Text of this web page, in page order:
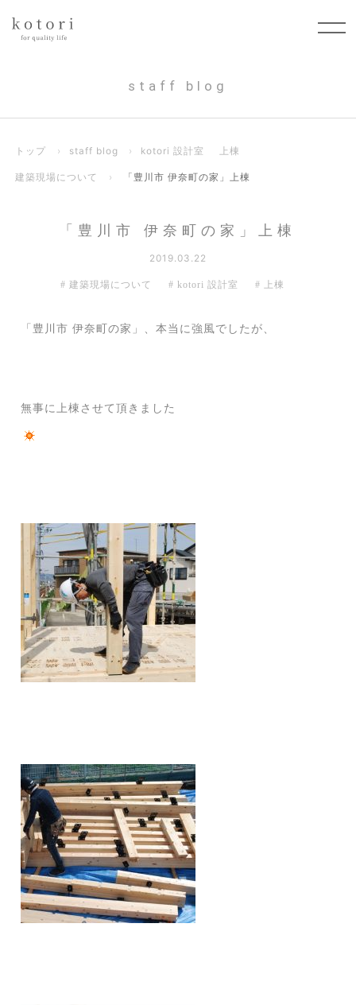
staff blog
トップ › staff blog › kotori 設計室 上棟
建築現場について › 「豊川市 伊奈町の家」上棟
「豊川市 伊奈町の家」上棟
2019.03.22
建築現場について kotori 設計室 上棟
「豊川市 伊奈町の家」、本当に強風でしたが、
無事に上棟させて頂きました